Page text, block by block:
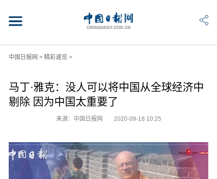
中国日报网 > 精彩速览>
马丁·雅克：没人可以将中国从全球经济中
剔除 因为中国太重要了
来源：中国日报网 2020-09-18 10:25